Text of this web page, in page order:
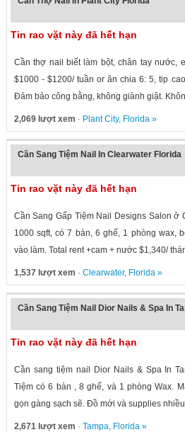
Tin rao vặt này đã hết hạn
Cần thợ nail biết làm bột, chân tay nước,
$1000 - $1200/ tuần or ăn chia 6: 5, tip
Đảm bảo công bằng, không giành giật.
2,069 lượt xem · Plant City, Florida»
Cần Sang Tiệm Nail In Clearwater Florida
Tin rao vặt này đã hết hạn
Cần Sang Gấp Tiệm Nail Designs Salon ở
1000 sqft, có 7 bàn, 6 ghế, 1 phòng wax,
vào làm. Total rent +cam + nước $1,340/
1,537 lượt xem · Clearwater, Florida»
Cần Sang Tiệm Nail Dior Nails & Spa In
Tin rao vặt này đã hết hạn
Cần sang tiệm nail Dior Nails & Spa In
Tiệm có 6 bàn , 8 ghế, và 1 phòng Wax.
gọn gàng sạch sẽ. Đồ mới và supplies
2,671 lượt xem · Tampa, Florida»